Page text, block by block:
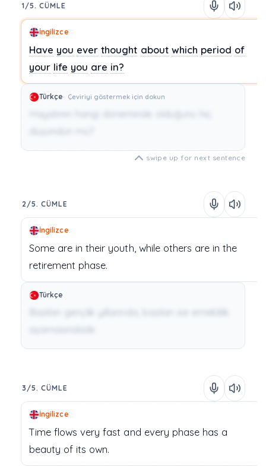
1/5. CÜMLE
İngilizce
Have you ever thought about which period of
your life you are in?
Türkçe Çeviriyi göstermek için dokun
Hayatının hangi döneminde olduğunu hiç
swipe up for next sentence
2/5. CÜMLE
İngilizce
Some are in their youth, while others are in the
retirement phase.
Türkçe
Bazıları gençlik yıllarında, bazıları ise emeklilik
3/5. CÜMLE
İngilizce
Time flows very fast and every phase has a
beauty of its own.